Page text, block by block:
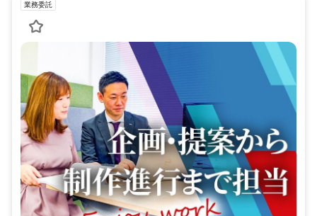
業務委託